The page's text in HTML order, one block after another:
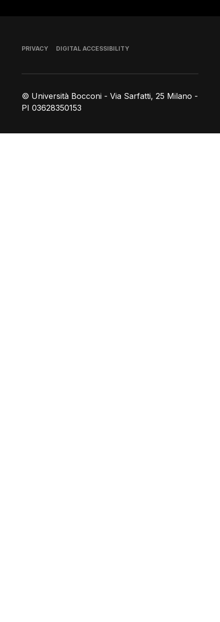
© Università Bocconi - Via Sarfatti, 25 Milano -
PI 03628350153
Footer
PRIVACY DIGITAL ACCESSIBILITY